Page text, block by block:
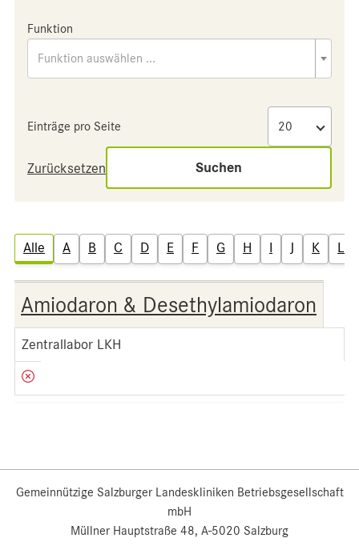
Funktion
Funktion auswählen ...
Einträge pro Seite
Zurücksetzen Suchen
Alle A B C D E F G H I J K L
Amiodaron & Desethylamiodaron
Zentrallabor LKH
Gemeinnützige Salzburger Landeskliniken Betriebsgesellschaft
mbH
Müllner Hauptstraße 48, A-5020 Salzburg